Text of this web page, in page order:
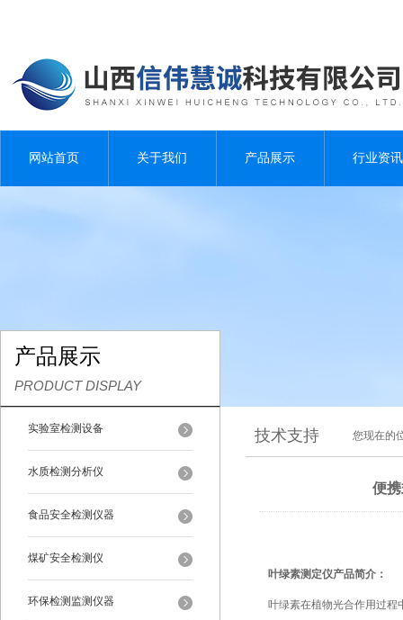
网站首页 关于我们 产品展示 行业资讯
产品展示
PRODUCT DISPLAY
实验室检测设备
水质检测分析仪
食品安全检测仪器
煤矿安全检测仪
环保检测监测仪器
技术支持 您现在的
便
叶绿素测定仪产品简介：
叶绿素在植物光合作用过程